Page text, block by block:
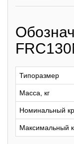
Типоразмер
Масса, кг
Номинальный
Максимальный